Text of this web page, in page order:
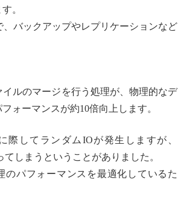
。
、バックアップやレプリケーションなど
ルのマージを行う処理が、物理的なデ
ォーマンスが約10倍向上します。
してランダムIOが発生しますが、
しまうということがありました。
のパフォーマンスを最適化しているた